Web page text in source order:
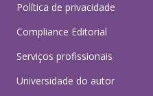
Política de privacidade
Compliance Editorial
Serviços profissionais
Universidade do autor